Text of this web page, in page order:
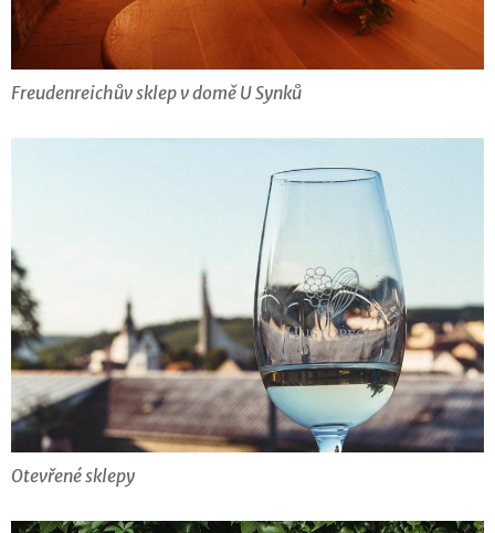
Freudenreichův sklep v domě U Synků
Otevřené sklepy